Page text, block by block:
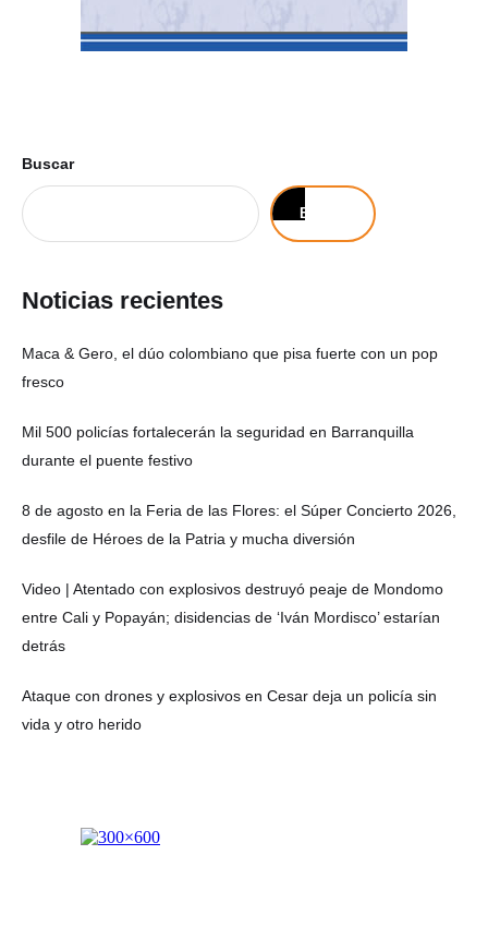
Buscar
Buscar
Noticias recientes
Maca & Gero, el dúo colombiano que pisa fuerte con un pop
fresco
Mil 500 policías fortalecerán la seguridad en Barranquilla
durante el puente festivo
8 de agosto en la Feria de las Flores: el Súper Concierto 2026,
desfile de Héroes de la Patria y mucha diversión
Video | Atentado con explosivos destruyó peaje de Mondomo
entre Cali y Popayán; disidencias de ‘Iván Mordisco’ estarían
detrás
Ataque con drones y explosivos en Cesar deja un policía sin
vida y otro herido